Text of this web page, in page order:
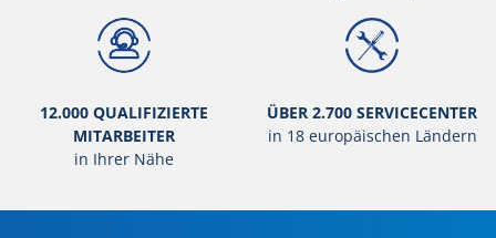
12.000 QUALIFIZIERTE
MITARBEITER
in Ihrer Nähe
ÜBER 2.700 SERVICECENTER
in 18 europäischen Ländern